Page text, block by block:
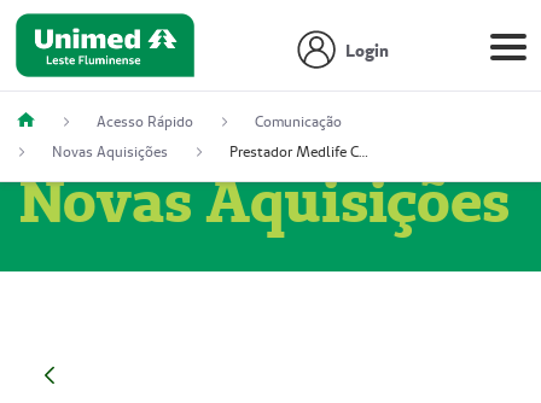
Login
Acesso Rápido
Comunicação
Novas Aquisições
Prestador Medlife Consultas e Diagnósticos (51004334-2)
Novas Aquisições